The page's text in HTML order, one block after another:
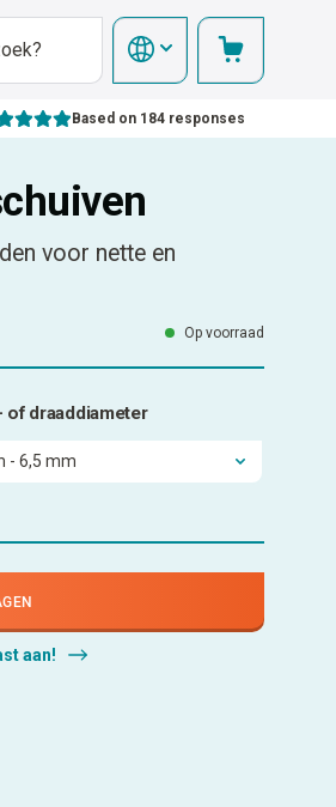
Based on 184 responses
voor nette en
Op voorraad
of draaddiameter
aan!